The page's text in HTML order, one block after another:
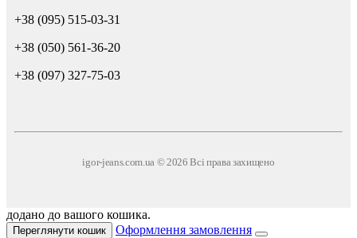
+38 (095) 515-03-31
+38 (050) 561-36-20
+38 (097) 327-75-03
igor-jeans.com.ua © 2026 Всі права захищено
додано до вашого кошика.
Переглянути кошик Оформлення замовлення